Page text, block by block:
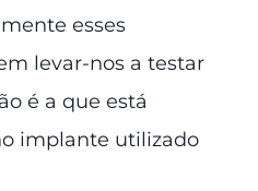
esses
levar-nos a testar
é a que está
implante utilizado